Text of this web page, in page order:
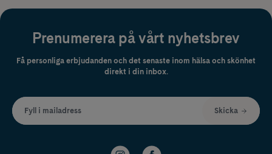
Prenumerera på vårt nyhetsbrev
Få personliga erbjudanden och det senaste inom hälsa och skönhet
direkt i din inbox.
Fyll i mailadress Skicka